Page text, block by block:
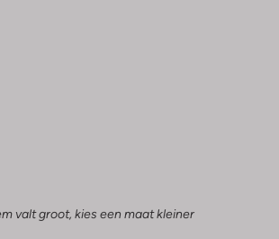
valt groot, kies een maat kleiner